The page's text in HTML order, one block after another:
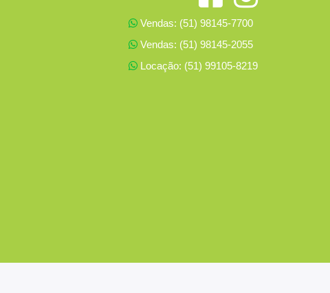
Vendas: (51) 98145-7700
Vendas: (51) 98145-2055
Locação: (51) 99105-8219